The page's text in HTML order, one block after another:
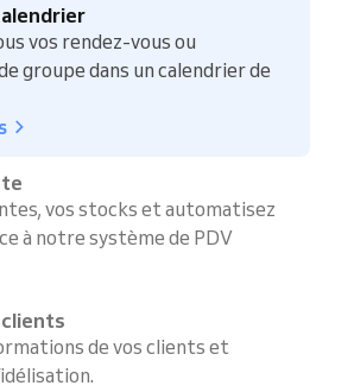
vos rendez-vous ou
groupe dans un calendrier de
vos stocks et automatisez
à notre système de PDV
de vos clients et